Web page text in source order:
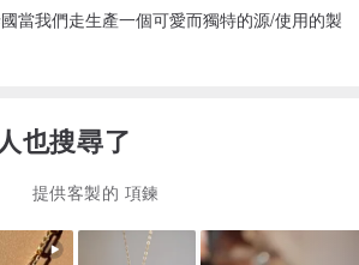
當我們走生產一個可愛而獨特的源/使用的製
也搜尋了
提供客製的 項鍊